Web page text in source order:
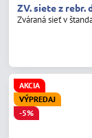
ZV. siete z
Zváraná sieť v
AKCIA
VÝPREDAJ
-5%